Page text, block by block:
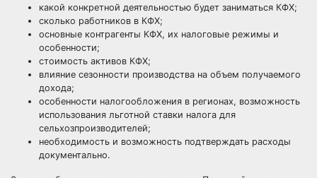
какой конкретной деятельностью будет заниматься КФХ;
сколько работников в КФХ;
основные контрагенты КФХ, их налоговые режимы и
особенности;
стоимость активов КФХ;
влияние сезонности производства на объем получаемого
дохода;
особенности налогообложения в регионах, возможность
использования льготной ставки налога для
сельхозпроизводителей;
необходимость и возможность подтверждать расходы
документально.